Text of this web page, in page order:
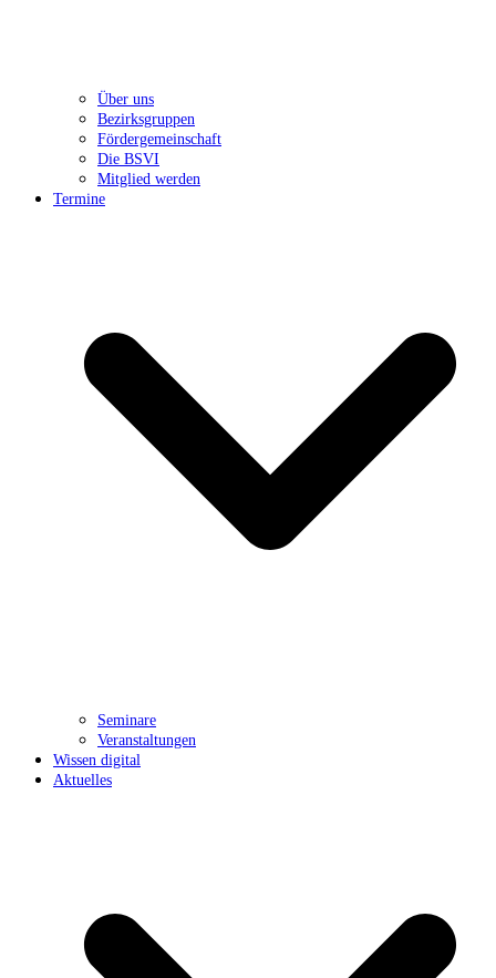
Über uns
Bezirksgruppen
Fördergemeinschaft
Die BSVI
Mitglied werden
Termine
Seminare
Veranstaltungen
Wissen digital
Aktuelles